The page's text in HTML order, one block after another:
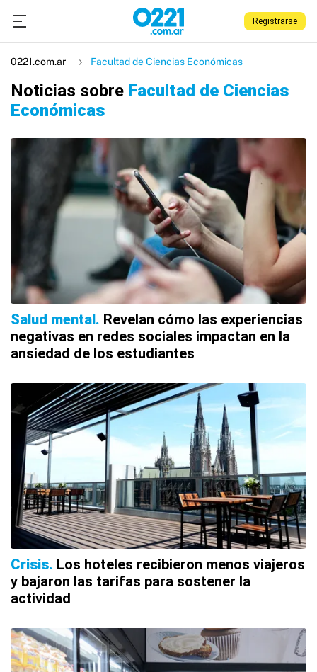
Registrarse
0221.com.ar Facultad de Ciencias Económicas
Noticias sobre Facultad de Ciencias
Económicas
Salud mental Revelan cómo las experiencias
negativas en redes sociales impactan en la
ansiedad de los estudiantes
Crisis Los hoteles recibieron menos viajeros
y bajaron las tarifas para sostener la
actividad